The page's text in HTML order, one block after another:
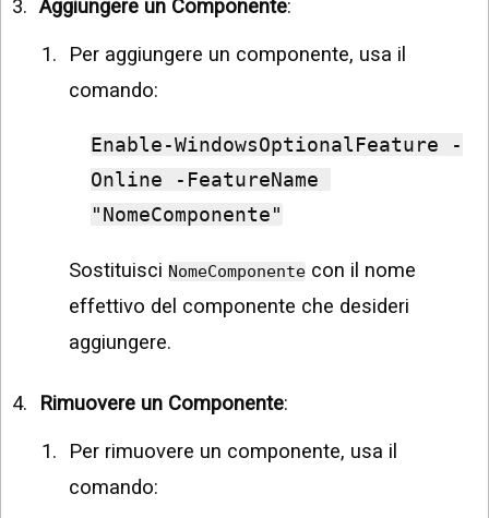
Aggiungere un Componente:
Per aggiungere un componente, usa il
comando:
Enable-WindowsOptionalFeature -
Online -FeatureName
"NomeComponente"
Sostituisci NomeComponente con il nome
effettivo del componente che desideri
aggiungere.
Rimuovere un Componente:
Per rimuovere un componente, usa il
comando: